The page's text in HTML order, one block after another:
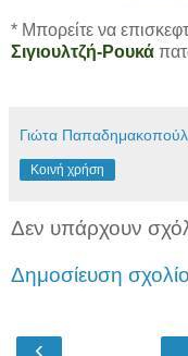
* Μπορείτε να
Σιγιουλτζή-Ρουκά
Γιώτα
Κοινή χρήση
Δεν υπάρχουν
Δημοσίευση
‹